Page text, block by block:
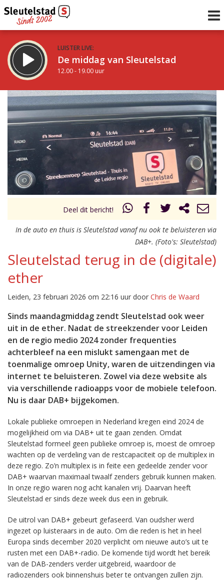
LUISTER LIVE:
De middag van Sleutelstad
12.00 - 19.00 uur
STRAKS:
De avond van Sleutelstad
19.00 - 22.00 uur
Vorig uur
uur 1 van 0 Volgend uur
Deel dit bericht!
In de auto en thuis is Sleutelstad vanaf nu ook te beluisteren via
DAB+. (Foto's: Sleutelstad)
Sleutelstad terug in de (digitale)
ether
Leiden, 23 februari 2026 om 22:16 uur door Chris de Waard
Sinds maandagmiddag zendt Sleutelstad ook weer
uit in de ether. Nadat de streekzender voor Leiden
en de regio medio 2024 zonder frequenties
achterbleef na een mislukt samengaan met de
toenmalige omroep Unity, waren de uitzendingen via
internet te beluisteren. Zowel via deze website als
via verschillende radioapps voor de mobiele telefoon.
Nu is daar DAB+ bijgekomen.
Lokale publieke omroepen in Nederland kregen eind 2024 de
mogelijkheid om via DAB+ uit te gaan zenden. Omdat
Sleutelstad formeel geen publieke omroep is, moest de omroep
wachten op de verdeling van de restcapaciteit op de multiplex in
deze regio. Zo’n multiplex is in feite een gedeelde zender voor
DAB+ waarvan maximaal twaalf zenders gebruik kunnen maken.
In onze regio waren nog acht kanalen vrij. Daarvan heeft
Sleutelstad er sinds deze week dus een in gebruik.
De uitrol van DAB+ gebeurt gefaseerd. Van oudsher werd
ingezet op luisteraars in de auto. Om die reden is het in heel
Europa sinds december 2020 verplicht om nieuwe auto’s uit te
rusten met een DAB+-radio. De komende tijd wordt het bereik
van de DAB-zenders verder uitgebreid, waardoor de
radiozenders ook binnenshuis beter te ontvangen zullen zijn.